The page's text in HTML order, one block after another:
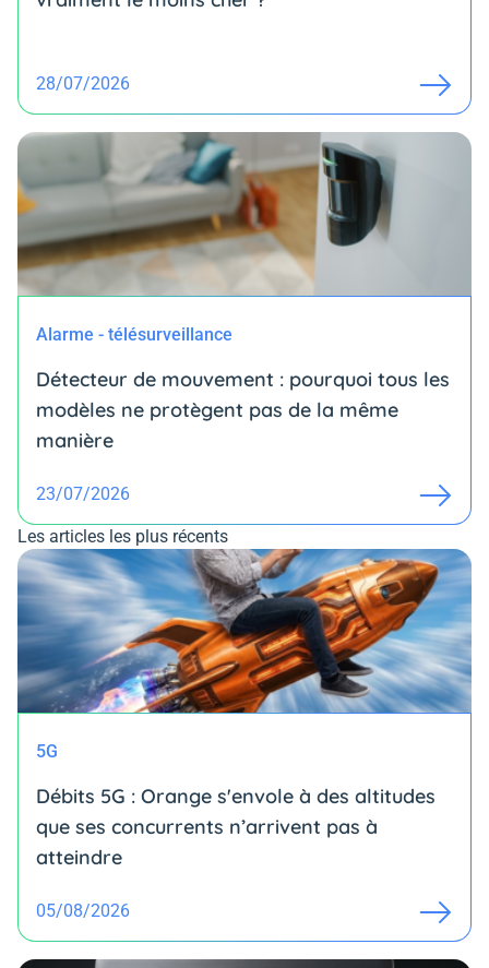
28/07/2026
Alarme - télésurveillance
Détecteur de mouvement : pourquoi tous les
modèles ne protègent pas de la même
manière
23/07/2026
Les articles les plus récents
5G
Débits 5G : Orange s'envole à des altitudes
que ses concurrents n’arrivent pas à
atteindre
05/08/2026